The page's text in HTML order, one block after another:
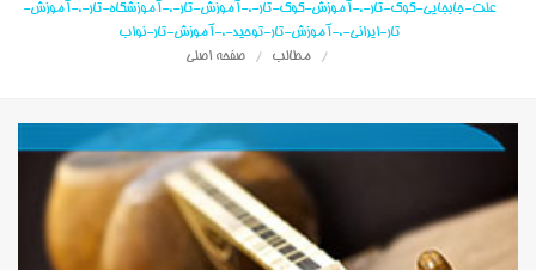
علت-جابجایی-کوک-تار-،-آموزش-کوک-تار-،-آموزش-تار-،-آموزشگاه-تار-،-آموزش-
تار-ایرانی-،-آموزش-تار-توحید-،-آموزش-تار-نواب
مطالب
صفحه اصلی